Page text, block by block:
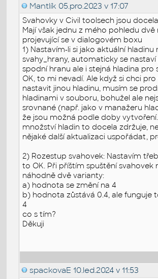
Mantlík 05.pro.2023 v 17:07
Svahovky v Civil toolsech jsou
Mají však jednu z mého pohledu
projevující se v dialogovém boxu
1) Nastavím-li si jako aktuální hladinu
svahy_hrany, automaticky se
spodní hranu ale i stejná hladina pro
OK, to mi nevadí. Ale když si chci
nastavit jinou hladinu, musím se
hladinami v souboru, bohužel ale
srovnané (např. jako v manažeru
že jsou možná podle doby
množství hladin to docela zdržuje,
nějaké další aktualizaci uspořádat,
2) Rozestup svahovek: Nastavím
to OK. Při příštím spuštění svahovek
náhodně dvě varianty:
a) hodnota se změní na 4
b) hodnota zůstává 0.4, ale funguje
4
co s tím?
Děkuji
spackovaE 10.led.2024 v 11:53